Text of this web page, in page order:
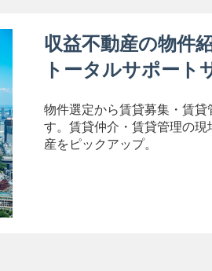
収益不動産の物件
トータルサポート
物件選定から賃貸募集・賃
す。賃貸仲介・賃貸管理の
産をピックアップ。